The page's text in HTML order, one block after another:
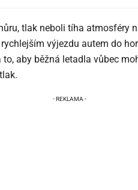
tlak neboli tíha atmosféry
výjezdu autem do
aby běžná letadla vůbec